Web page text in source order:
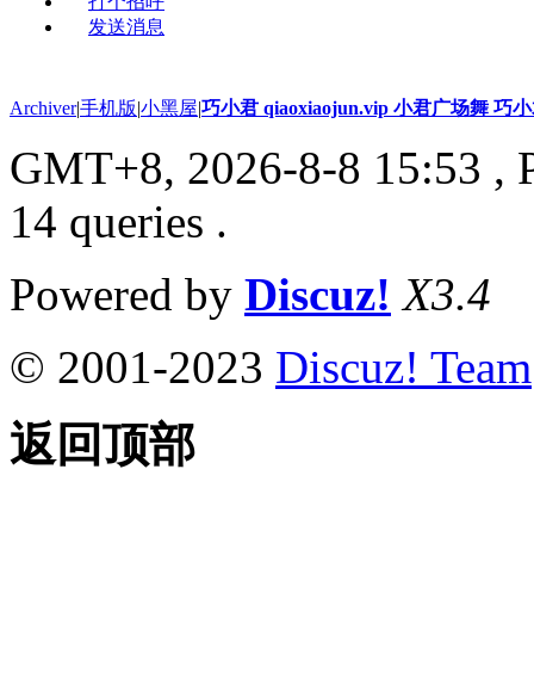
发送消息
Archiver|手机版|小黑屋|巧小君 qiaoxiaojun.vip 小君广场舞 巧
GMT+8, 2026-8-8 15:53 ,
14 queries .
Powered by Discuz! X3.4
© 2001-2023 Discuz! Team
返回顶部